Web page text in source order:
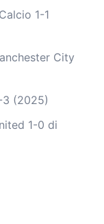
1-1
City
3 (2025)
1-0 di